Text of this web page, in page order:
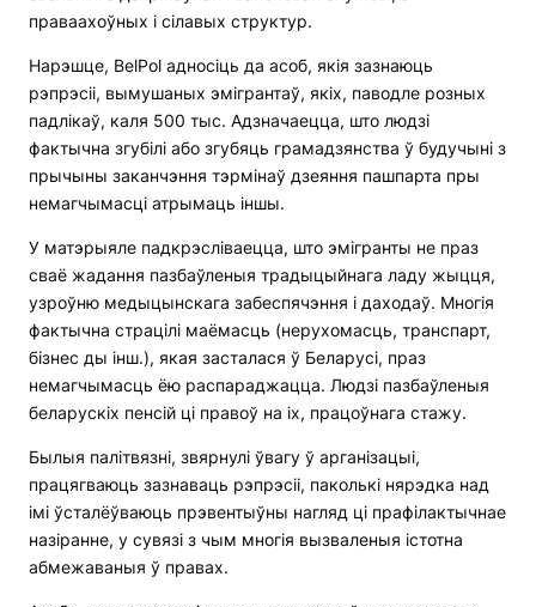
праваахоўных і сілавых структур.
Нарэшце, BelPol адносіць да асоб, якія зазнаюць
рэпрэсіі, вымушаных эмігрантаў, якіх, паводле розных
падлікаў, каля 500 тыс. Адзначаецца, што людзі
фактычна згубілі або згубяць грамадзянства ў будучыні з
прычыны заканчэння тэрмінаў дзеяння пашпарта пры
немагчымасці атрымаць іншы.
У матэрыяле падкрэсліваецца, што эмігранты не праз
сваё жадання пазбаўленыя традыцыйнага ладу жыцця,
узроўню медыцынскага забеспячэння і даходаў. Многія
фактычна страцілі маёмасць (нерухомасць, транспарт,
бізнес ды інш.), якая засталася ў Беларусі, праз
немагчымасць ёю распараджацца. Людзі пазбаўленыя
беларускіх пенсій ці правоў на іх, працоўнага стажу.
Былыя палітвязні, звярнулі ўвагу ў арганізацыі,
працягваюць зазнаваць рэпрэсіі, паколькі нярэдка над
імі ўсталёўваюць прэвентыўны нагляд ці прафілактычнае
назіранне, у сувязі з чым многія вызваленыя істотна
абмежаваныя ў правах.